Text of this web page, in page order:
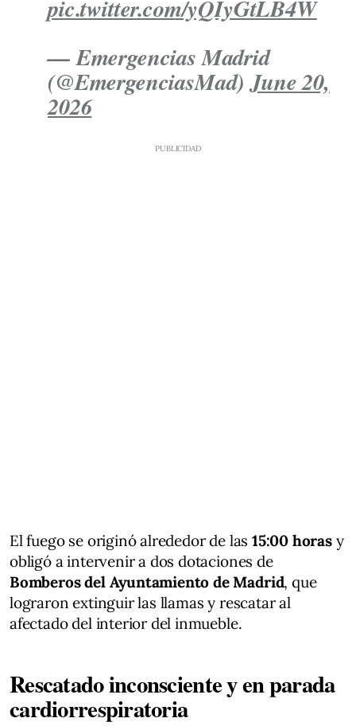
pic.twitter.com/yQIyGtLB4W
— Emergencias Madrid
(@EmergenciasMad)June 20,
2026
El fuego se originó alrededor de las 15:00 horasy
obligó a intervenir a dos dotaciones de
Bomberos del Ayuntamiento de Madrid, que
lograron extinguir las llamas y rescatar al
afectado del interior del inmueble.
Rescatado inconsciente y en parada
cardiorrespiratoria